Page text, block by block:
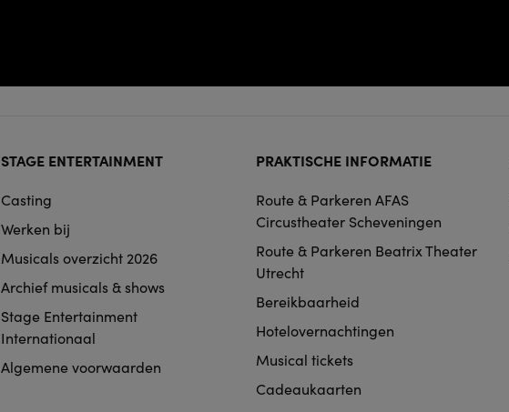
Footer
navigation
STAGE ENTERTAINMENT
Casting
Werken bij
Musicals overzicht 2026
Archief musicals & shows
Stage Entertainment
Internationaal
Algemene voorwaarden
PRAKTISCHE INFORMATIE
Route & Parkeren AFAS
Circustheater Scheveningen
Route & Parkeren Beatrix Theater
Utrecht
Bereikbaarheid
Hotelovernachtingen
Musical tickets
Cadeaukaarten